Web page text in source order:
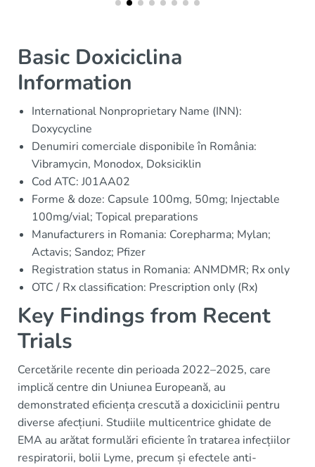
Basic Doxiciclina
Information
International Nonproprietary Name (INN):
Doxycycline
Denumiri comerciale disponibile în România:
Vibramycin, Monodox, Doksiciklin
Cod ATC: J01AA02
Forme & doze: Capsule 100mg, 50mg; Injectable
100mg/vial; Topical preparations
Manufacturers in Romania: Corepharma; Mylan;
Actavis; Sandoz; Pfizer
Registration status in Romania: ANMDMR; Rx only
OTC / Rx classification: Prescription only (Rx)
Key Findings from Recent
Trials
Cercetările recente din perioada 2022–2025, care
implică centre din Uniunea Europeană, au
demonstrated eficiența crescută a doxiciclinii pentru
diverse afecțiuni. Studiile multicentrice ghidate de
EMA au arătat formulări eficiente în tratarea infecțiilor
respiratorii, bolii Lyme, precum și efectele anti-